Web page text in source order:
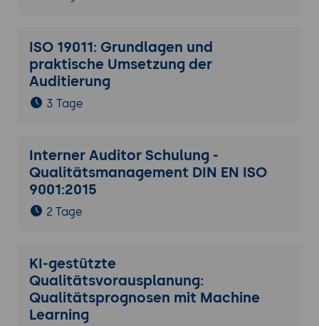
ISO 19011: Grundlagen und
praktische Umsetzung der
Auditierung
3 Tage
Interner Auditor Schulung -
Qualitätsmanagement DIN EN ISO
9001:2015
2 Tage
KI-gestützte
Qualitätsvorausplanung:
Qualitätsprognosen mit Machine
Learning